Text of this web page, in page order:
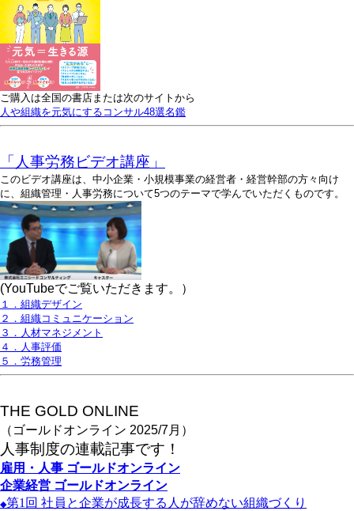
ご購入は全国の書店または次のサイトから
人や組織を元気にするコンサル48選名鑑
「人事労務ビデオ講座」
このビデオ講座は、中小企業・小規模事業の経営者・経営幹部の方々向け
に、組織管理・人事労務について5つのテーマで学んでいただくものです。
(YouTubeでご覧いただきます。）
１．組織デザイン
２．組織コミュニケーション
３．人材マネジメント
４．人事評価
５．労務管理
THE GOLD ONLINE
（ゴールドオンライン 2025/7月）
人事制度の連載記事です！
雇用・人事 ゴールドオンライン
企業経営 ゴールドオンライン
◆第1 回 社員と企業が成長する人が辞めない組織づくり